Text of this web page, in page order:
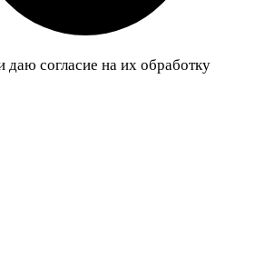
даю согласие на их обработку